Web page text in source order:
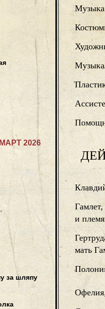
Музыка
и
мать
МАРТ 2026
за шляпу